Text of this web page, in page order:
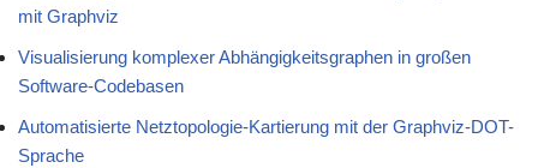
mit Graphviz
Visualisierung komplexer Abhängigkeitsgraphen in großen
Software-Codebasen
Automatisierte Netztopologie-Kartierung mit der Graphviz-DOT-
Sprache